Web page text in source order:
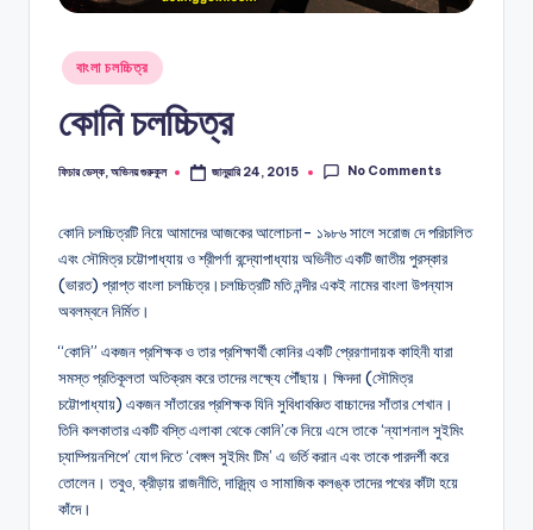
G
N
অভিনয়ের
অডিশন,
চলচ্চিত্রে
অভিনয়ের
Posted
in
বাংলা চলচ্চিত্র
কোনি চলচ্চিত্র
Posted
ফিচার ডেস্ক, অভিনয় গুরুকুল জানুয়ারি 24, 2015 No Comments
কোনি চলচ্চিত্রটি নিয়ে আমাদের আজকের আলোচনা- ১৯৮৬ সালে সরোজ দে পরিচালিত
এবং সৌমিত্র চট্টোপাধ্যায় ও শ্রীপর্ণা বন্দ্যোপাধ্যায় অভিনীত একটি জাতীয় পুরস্কার
(ভারত) প্রাপ্ত বাংলা চলচ্চিত্র।চলচ্চিত্রটি মতি নন্দীর একই নামের বাংলা উপন্যাস
অবলম্বনে নির্মিত।
“কোনি” একজন প্রশিক্ষক ও তার প্রশিক্ষার্থী কোনির একটি প্রেরণাদায়ক কাহিনী যারা
সমস্ত প্রতিকূলতা অতিক্রম করে তাদের লক্ষ্যে পৌঁছায়। ক্ষিদদা (সৌমিত্র
চট্টোপাধ্যায়) একজন সাঁতারের প্রশিক্ষক যিনি সুবিধাবঞ্চিত বাচ্চাদের সাঁতার শেখান।
তিনি কলকাতার একটি বস্তি এলাকা থেকে কোনি’কে নিয়ে এসে তাকে ‘ন্যাশনাল সুইমিং
চ্যাম্পিয়নশিপে’ যোগ দিতে ‘বেঙ্গল সুইমিং টিম’ এ ভর্তি করান এবং তাকে পারদর্শী করে
তোলেন। তবুও, ক্রীড়ায় রাজনীতি, দারিদ্র্য ও সামাজিক কলঙ্ক তাদের পথের কাঁটা হয়ে
কাঁদে।